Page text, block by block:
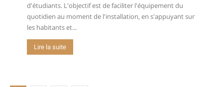
d'étudiants. L'objectif est de faciliter l'équipement du
quotidien au moment de l'installation, en s'appuyant sur
les habitants et...
Lire la suite